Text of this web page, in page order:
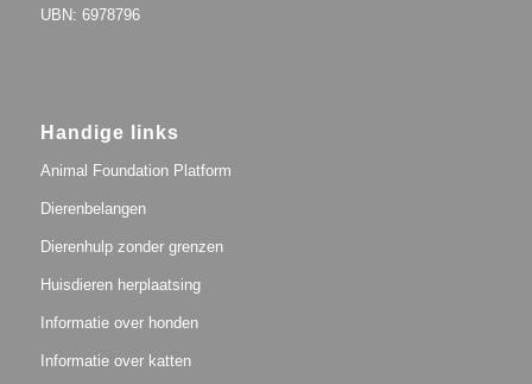
UBN: 6978796
Handige links
Animal Foundation Platform
Dierenbelangen
Dierenhulp zonder grenzen
Huisdieren herplaatsing
Informatie over honden
Informatie over katten